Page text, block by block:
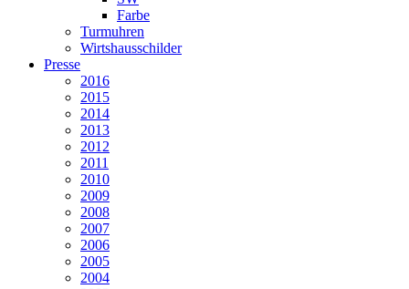
Farbe
Turmuhren
Wirtshausschilder
Presse
2016
2015
2014
2013
2012
2011
2010
2009
2008
2007
2006
2005
2004